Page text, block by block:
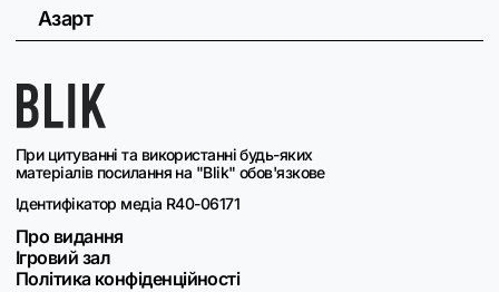
При цитуванні та використанні будь-яких
матеріалів посилання на "Blik" обов'язкове
Ідентифікатор медіа R40-06171
Про видання
Ігровий зал
Політика конфіденційності
Азарт